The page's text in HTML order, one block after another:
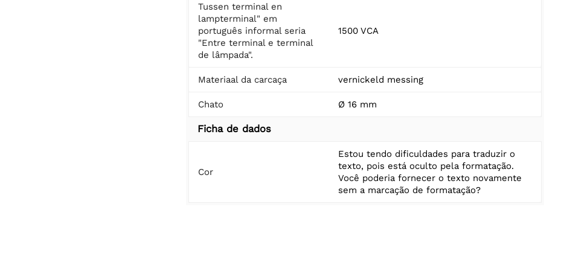
Tussen terminal en
lampterminal" em
português informal seria
"Entre terminal e terminal
de lâmpada".
1500 VCA
Materiaal da carcaça vernickeld messing
Chato Ø 16 mm
Ficha de dados
Cor
Estou tendo dificuldades para traduzir o
texto, pois está oculto pela formatação.
Você poderia fornecer o texto novamente
sem a marcação de formatação?